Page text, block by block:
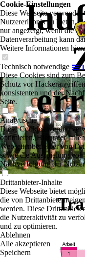
Cookie-Einstellungen
Diese Webseite
Nutzererlebnis zu bieten.
nur angezeigt, wenn die
Datenverarbeitung kann
Weitere Informationen
Technisch notwendige
Diese Cookies sind zum
Schutz vor
konsistenten und der
Seite.
Analytische
Diese Cookies werden
optimieren. Hierunter
Webseitenbetreiber von
sowie die Ausspielung
Nachverfolgung der
Drittanbieter-Inhalte
Diese Webseite bietet
die von Drittanbietern
werden. Diese
die Nutzeraktivität zu
und zu optimieren.
Ablehnen
Alle akzeptieren
Speichern